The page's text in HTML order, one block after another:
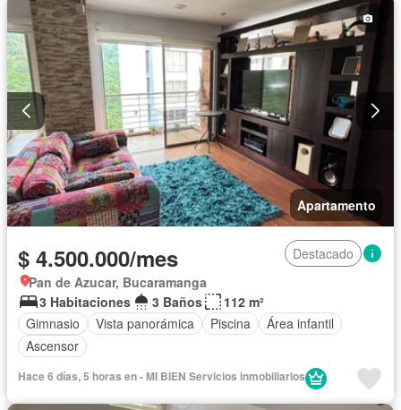
Apartamento
$ 4.500.000/mes
Destacado
Pan de Azucar, Bucaramanga
3 Habitaciones
3 Baños
112 m²
Gimnasio
Vista panorámica Piscina
Área infantil
Ascensor
Hace 6 días, 5 horas en - MI BIEN Servicios inmobiliarios